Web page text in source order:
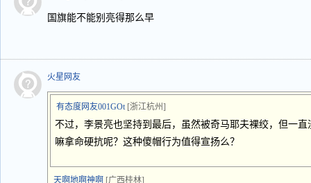
国旗能不能别亮得那么早
火星网友
有态度网友001GOt [浙江杭州]
不过，李景亮也坚持到最后，虽然被奇马耶夫裸绞，但一
嘛拿命硬抗呢？这种傻帽行为值得宣扬么？
天啊地啊神啊 [广西桂林]